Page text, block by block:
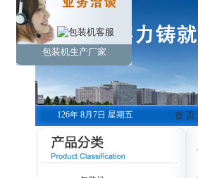
包装机生产厂家
126年 8月7日 星期五 首 页